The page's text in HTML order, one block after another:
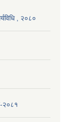
, २०८०
२०८१